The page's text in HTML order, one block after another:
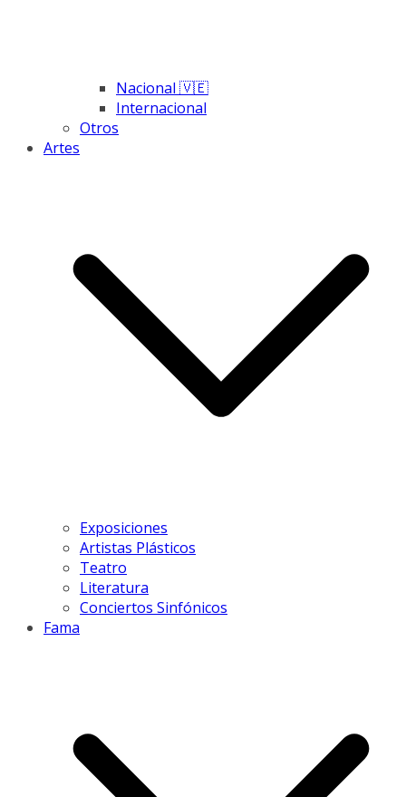
Nacional 🇻🇪
Internacional
Otros
Artes
Exposiciones
Artistas Plásticos
Teatro
Literatura
Conciertos Sinfónicos
Fama